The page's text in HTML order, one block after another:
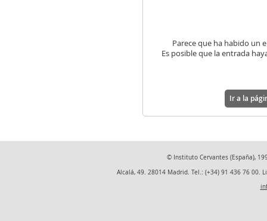
Parece que ha habido un
Es posible que la entrada
Ir a la
© Instituto Cervantes (España),
Alcalá, 49. 28014 Madrid. Tel.: (+34) 91 436 76 00.